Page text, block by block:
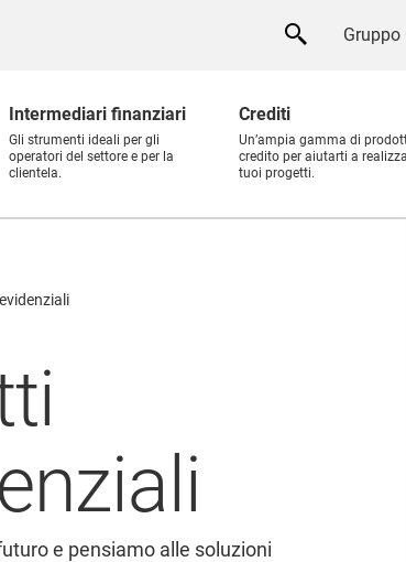
Gruppo
Intermediari finanziari
Gli strumenti ideali per gli
operatori del settore e per la
clientela.
Crediti
Un’ampia gamma di
credito per aiutarti a
tuoi progetti.
e pensiamo alle soluzioni